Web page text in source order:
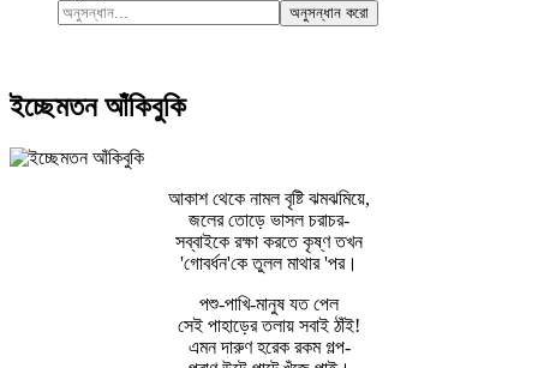
অনুসন্ধান করো
ইচ্ছেমতন আঁকিবুকি
আকাশ থেকে নামল বৃষ্টি ঝমঝমিয়ে,
জলের তোড়ে ভাসল চরাচর-
সব্বাইকে রক্ষা করতে কৃষ্ণ তখন
'গোবর্ধন'কে তুলল মাথার 'পর।
পশু-পাখি-মানুষ যত পেল
সেই পাহাড়ের তলায় সবাই ঠাঁই!
এমন দারুণ হরেক রকম গল্প-